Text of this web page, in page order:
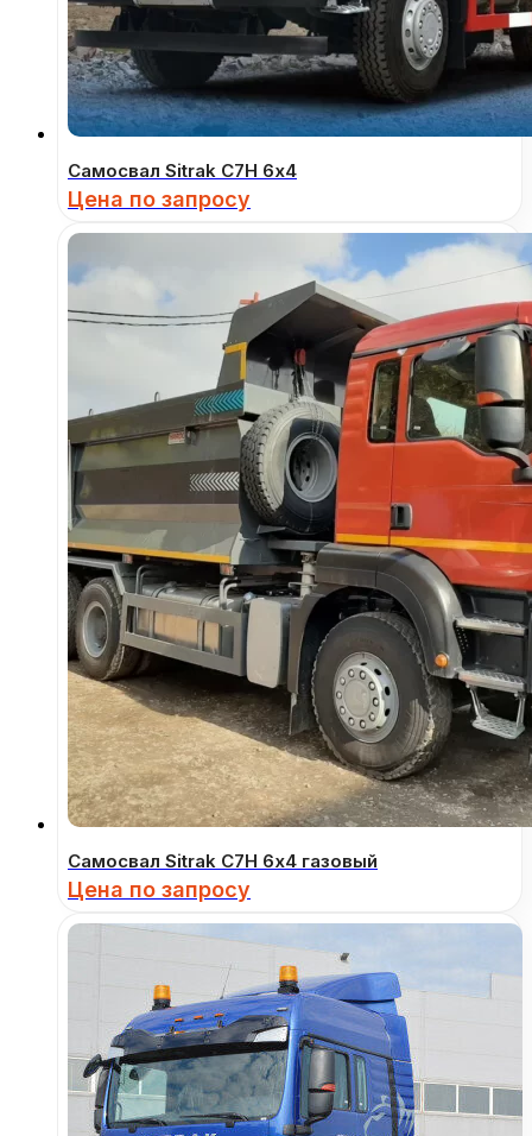
Самосвал Sitrak C7H 6х4
Цена по запросу
Самосвал Sitrak C7H 6х4 газовый
Цена по запросу